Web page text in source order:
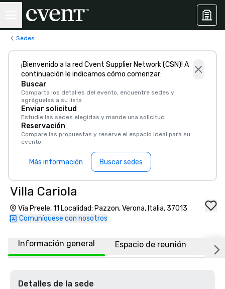
Sedes
¡Bienvenido a la red Cvent Supplier Network (CSN)! A
continuación le indicamos cómo comenzar:
Buscar
Comparta los detalles del evento, encuentre sedes y
agréguelas a su lista
Enviar solicitud
Estudie las sedes elegidas y mande una solicitud
Reservación
Compare las propuestas y reserve el espacio ideal para su
evento
Más información Buscar sedes
Villa Cariola
Vía Preele, 11 Localidad: Pazzon, Verona, Italia, 37013
Comuníquese con nosotros
Información general Espacio de reunión
Detalles de la sede